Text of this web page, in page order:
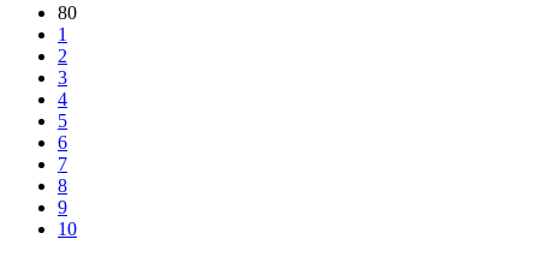
80
1
2
3
4
5
6
7
8
9
10